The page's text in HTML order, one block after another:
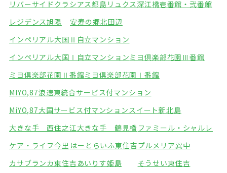
リバーサイドクラシアス都島 リュクス深江橋壱番館・弐番館
レジデンス旭陽
安寿の郷北田辺
インペリアル大国Ⅱ自立マンション
インペリアル大国Ⅰ自立マンションミヨ倶楽部花園Ⅲ番館
ミヨ倶楽部花園Ⅱ番館ミヨ倶楽部花園Ⅰ番館
MIYO,87浪速東統合サービス付マンション
MiYO,87大国サービス付マンションスイート新北島
大きな手 西住之江大きな手 鶴見橋 ファミール・シャルレ
ケア・ライフ今里 はーとらいふ東住吉プルメリア巽中
カサブランカ東住吉 あいりす姫島
そうせい東住吉